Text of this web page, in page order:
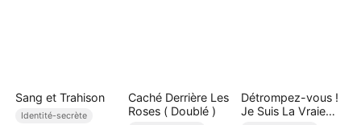
Sang et Trahison
Identité-secrète
Caché Derrière Les
Roses ( Doublé )
Détrompez-vous !
Je Suis La Vraie